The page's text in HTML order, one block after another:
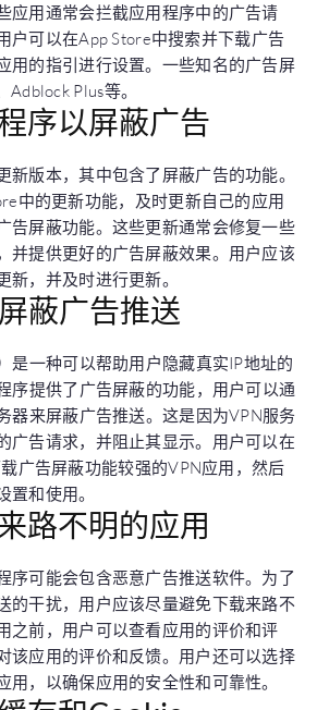
应用通常会拦截应用程序中的广告请
户可以在App Store中搜索并下载广告
用的指引进行设置。一些知名的广告屏
Plus等。
序以屏蔽广告
新版本，其中包含了屏蔽广告的功能。
中的更新功能，及时更新自己的应用
告屏蔽功能。这些更新通常会修复一些
并提供更好的广告屏蔽效果。用户应该
，并及时进行更新。
蔽广告推送
是一种可以帮助用户隐藏真实IP地址的
序提供了广告屏蔽的功能，用户可以通
器来屏蔽广告推送。这是因为VPN服务
广告请求，并阻止其显示。用户可以在
广告屏蔽功能较强的VPN应用，然后
置和使用。
路不明的应用
序可能会包含恶意广告推送软件。为了
的干扰，用户应该尽量避免下载来路不
之前，用户可以查看应用的评价和评
该应用的评价和反馈。用户还可以选择
用，以确保应用的安全性和可靠性。